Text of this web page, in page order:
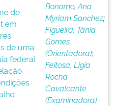
de
em
de uma
federal
Bonomo, Ana
Myriam Sanchez;
Figueira, Tânia
Gomes
(Orientadora);
Feitosa, Ligia
Rocha
Cavalcante
(Examinadora)